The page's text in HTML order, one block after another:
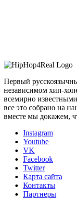
Первый
независимом хип-
всемирно
все это собрано на
вместе мы докажем,
Instagram
Youtube
VK
Facebook
Twitter
Карта сайта
Контакты
Партнеры